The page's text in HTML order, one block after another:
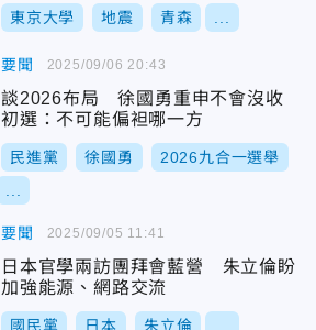
東京大學 地震 青森
要聞
談2026布局 徐國勇重申不會沒收
初選：不可能偏袒哪一方
民進黨 徐國勇 2026九合一選舉
2025/09/06 20:43
要聞
日本官學兩訪團拜會藍營 朱立倫盼
加強能源、網路交流
國民黨 日本 朱立倫
2025/09/05 11:41